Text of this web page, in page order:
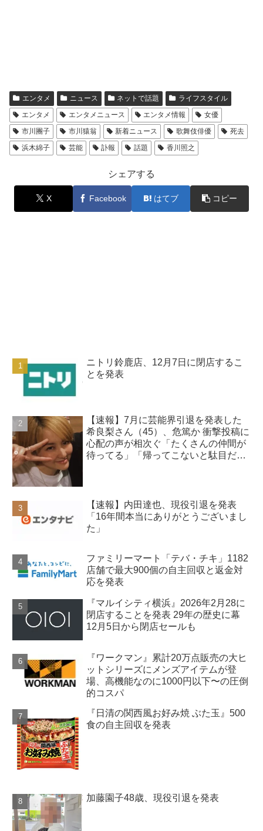
エンタメ ニュース ネットで話題
ライフスタイル
エンタメ
エンタメニュース エンタメ情報
女優
市川團子
市川猿翁 新着ニュース 歌舞伎俳優
死去
浜木綿子
芸能 訃報 話題 香川照之
シェアする
X Facebook はてブ コピー
ニトリ鈴鹿店、12月7日に閉店するこ
とを発表
【速報】7月に芸能界引退を発表した
希良梨さん（45）、危篤か 衝撃投稿に
心配の声が相次ぐ「たくさんの仲間が
待ってる」「帰ってこないと駄目だ
【速報】内田達也、現役引退を発表
「16年間本当にありがとうございまし
た」
ファミリーマート「テバ・チキ」1182
店舗で最大900個の自主回収と返金対
応を発表
『マルイシティ横浜』2026年2月28に
閉店することを発表 29年の歴史に幕
12月5日から閉店セールも
『ワークマン』累計20万点販売の大ヒ
ットシリーズにメンズアイテムが登
場、高機能なのに1000円以下〜の圧倒
的コスパ
『日清の関西風お好み焼 ぶた玉』500
食の自主回収を発表
加藤園子48歳、現役引退を発表